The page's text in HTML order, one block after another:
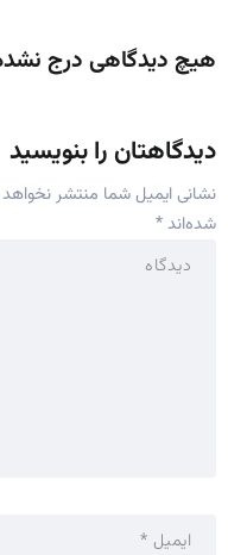
هیچ دیدگاهی درج
دیدگاهتان را بنویسید
نشانی ایمیل شما منتشر
شده‌اند*